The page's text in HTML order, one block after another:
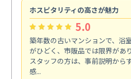
ホスピタリティの高さが魅力
5.0
築年数の古いマンションで、浴
がひどく、市販品では限界があ
スタッフの方は、事前説明から
感...